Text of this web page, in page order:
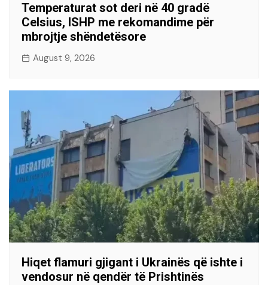
Temperaturat sot deri në 40 gradë
Celsius, ISHP me rekomandime për
mbrojtje shëndetësore
August 9, 2026
Hiqet flamuri gjigant i Ukrainës që ishte i
vendosur në qendër të Prishtinës